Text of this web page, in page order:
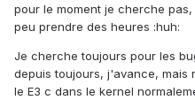
pour le moment je cherche
peu prendre des heures :huh:
Je cherche toujours pour les
depuis toujours, j'avance, mais
le E3 c dans le kernel